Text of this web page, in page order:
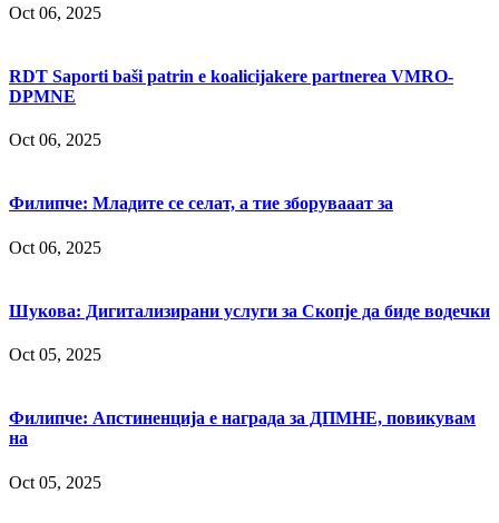
Oct 06, 2025
RDT Saporti baši patrin e koalicijakere partnerea VMRO-
DPMNE
Oct 06, 2025
Филипче: Младите се селат, а тие зборувааат за
Oct 06, 2025
Шукова: Дигитализирани услуги за Скопје да биде водечки
Oct 05, 2025
Филипче: Апстиненција е награда за ДПМНЕ, повикувам
на
Oct 05, 2025